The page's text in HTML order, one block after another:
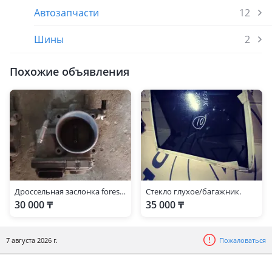
Автозапчасти
12
Шины
2
Похожие объявления
Дроссельная заслонка forester американец
30 000 ₸
Стекло глухое/багажник.
35 000 ₸
7 августа 2026 г. Пожаловаться